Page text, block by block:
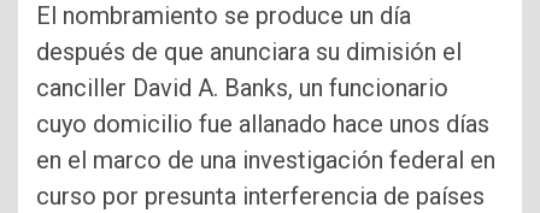
El nombramiento se produce un día
después de que anunciara su dimisión el
canciller David A. Banks, un funcionario
cuyo domicilio fue allanado hace unos días
en el marco de una investigación federal en
curso por presunta interferencia de países